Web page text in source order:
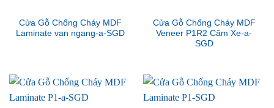
Cửa Gỗ Chống Cháy MDF
Laminate van ngang-a-SGD
Cửa Gỗ Chống Cháy MDF
Veneer P1R2 Căm Xe-a-
SGD